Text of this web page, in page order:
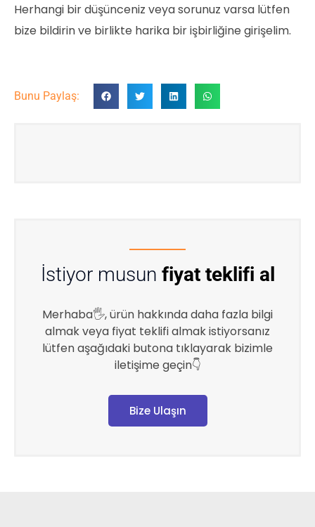
Herhangi bir düşünceniz veya sorunuz varsa lütfen
bize bildirin ve birlikte harika bir işbirliğine girişelim.
Bunu Paylaş:
İstiyor musun fiyat teklifi al
Merhaba🖐, ürün hakkında daha fazla bilgi
almak veya fiyat teklifi almak istiyorsanız
lütfen aşağıdaki butona tıklayarak bizimle
iletişime geçin👇
Bize Ulaşın